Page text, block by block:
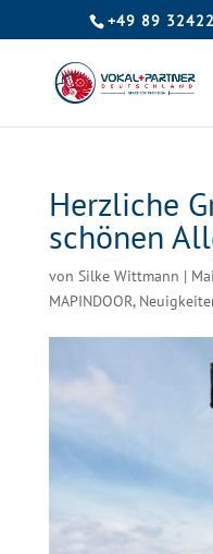
+49 89
Herzliche
schönen
von Silke Wittmann |
MAPINDOOR,